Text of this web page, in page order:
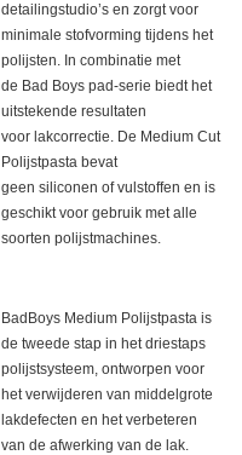
detailingstudio’s en zorgt voor
minimale stofvorming tijdens het
polijsten. In combinatie met
de Bad Boys pad-serie biedt het
uitstekende resultaten
voor lakcorrectie. De Medium Cut
Polijstpasta bevat
geen siliconen of vulstoffen en is
geschikt voor gebruik met alle
soorten polijstmachines.
BadBoys Medium Polijstpasta is
de tweede stap in het driestaps
polijstsysteem, ontworpen voor
het verwijderen van middelgrote
lakdefecten en het verbeteren
van de afwerking van de lak.